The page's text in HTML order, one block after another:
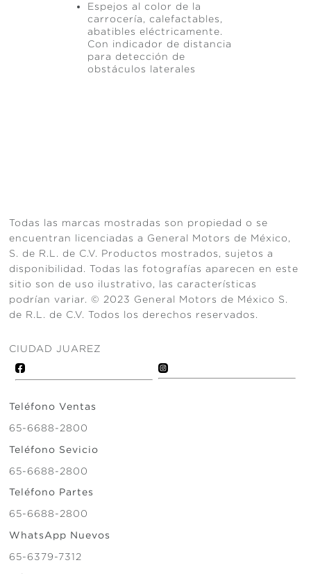
Espejos al color de la
carrocería, calefactables,
abatibles eléctricamente.
Con indicador de distancia
para detección de
obstáculos laterales
Todas las marcas mostradas son propiedad o se
encuentran licenciadas a General Motors de México,
S. de R.L. de C.V. Productos mostrados, sujetos a
disponibilidad. Todas las fotografías aparecen en este
sitio son de uso ilustrativo, las características
podrían variar. © 2023 General Motors de México S.
de R.L. de C.V. Todos los derechos reservados.